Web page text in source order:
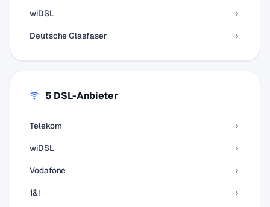
wiDSL
Deutsche Glasfaser
5 DSL-Anbieter
Telekom
wiDSL
Vodafone
1&1